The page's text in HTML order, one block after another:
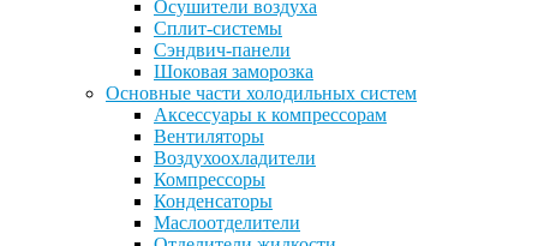
Осушители воздуха
Сплит-системы
Сэндвич-панели
Шоковая заморозка
Основные части холодильных систем
Аксессуары к компрессорам
Вентиляторы
Воздухоохладители
Компрессоры
Конденсаторы
Маслоотделители